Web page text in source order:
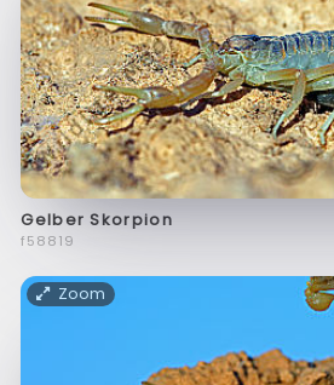
Gelber Skorpion
f58819
Zoom